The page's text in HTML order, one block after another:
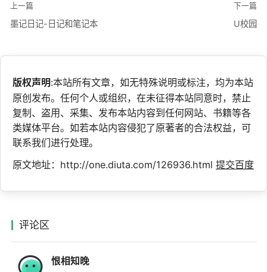
上一篇
墨记日记-日记和笔记本
下一篇
U校园
版权声明:本站所有文章，如无特殊说明或标注，均为本站
原创发布。任何个人或组织，在未征得本站同意时，禁止
复制、盗用、采集、发布本站内容到任何网站、书籍等各
类媒体平台。如若本站内容侵犯了原著者的合法权益，可
联系我们进行处理。
原文地址：http://one.diuta.com/126936.html 提交百度
评论区
恨相知晚